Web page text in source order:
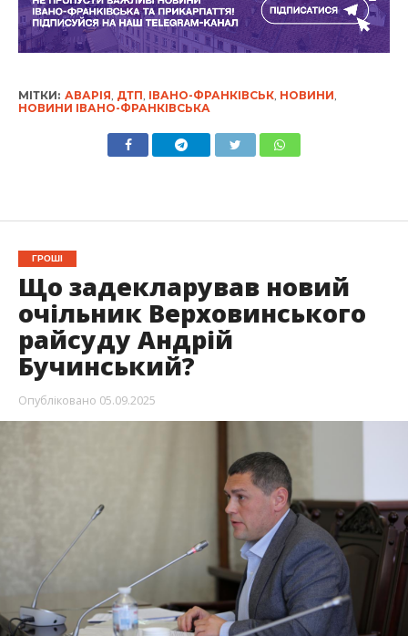
МІТКИ: АВАРІЯ ДТП ІВАНО-ФРАНКІВСЬК, НОВИНИ
НОВИНИ ІВАНО-ФРАНКІВСЬКА
ГРОШІ
Що задекларував новий
очільник Верховинського
райсуду Андрій
Бучинський?
Опубліковано 05.09.2025